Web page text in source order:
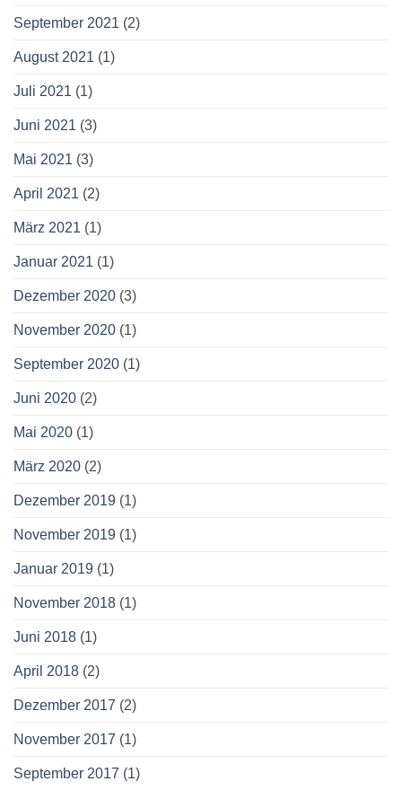
September 2021 (2)
August 2021 (1)
Juli 2021 (1)
Juni 2021 (3)
Mai 2021 (3)
April 2021 (2)
März 2021 (1)
Januar 2021 (1)
Dezember 2020 (3)
November 2020 (1)
September 2020 (1)
Juni 2020 (2)
Mai 2020 (1)
März 2020 (2)
Dezember 2019 (1)
November 2019 (1)
Januar 2019 (1)
November 2018 (1)
Juni 2018 (1)
April 2018 (2)
Dezember 2017 (2)
November 2017 (1)
September 2017 (1)